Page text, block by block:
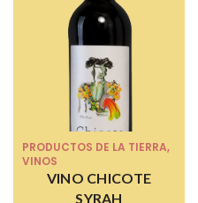
PRODUCTOS DE LA TIERRA,
VINOS
VINO CHICOTE
SYRAH